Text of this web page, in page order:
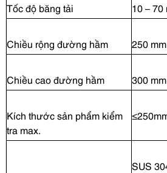
Tốc độ băng tải 10 – 70
Chiều rộng đường hầm 250 mm
Chiều cao đường hầm 300 mm
Kích thước sản phẩm kiểm
tra max.
SUS